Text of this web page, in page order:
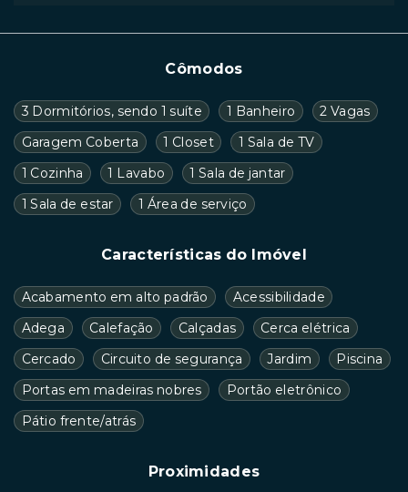
Cômodos
3 Dormitórios, sendo 1 suíte 1 Banheiro
2 Vagas
Garagem Coberta
1 Closet
1 Sala de TV
1 Cozinha
1 Lavabo
1 Sala de jantar
1 Sala de estar
1 Área de serviço
Características do Imóvel
Acabamento em alto padrão
Acessibilidade
Adega
Calefação Calçadas
Cerca elétrica
Cercado
Circuito de segurança Jardim
Piscina
Portas em madeiras nobres
Portão eletrônico
Pátio frente/atrás
Proximidades